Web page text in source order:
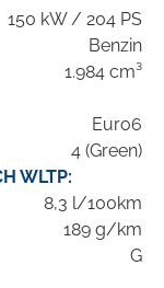
150 kW / 204 PS
Benzin
1.984 cm³
Euro6
4 (Green)
WLTP:
8,3 l/100km
189 g/km
G